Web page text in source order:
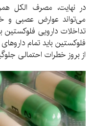
در نهایت، مصرف الکل
می‌تواند عوارض عصبی و
تداخلات دارویی
فلوکستین باید تمام
از بروز خطرات احتمالی